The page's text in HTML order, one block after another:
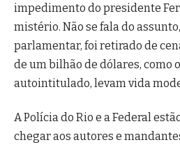
impedimento do presidente
mistério. Não se fala do
parlamentar, foi retirado de
de um bilhão de dólares, como
autointitulado, levam vida
A Polícia do Rio e a Federal
chegar aos autores e